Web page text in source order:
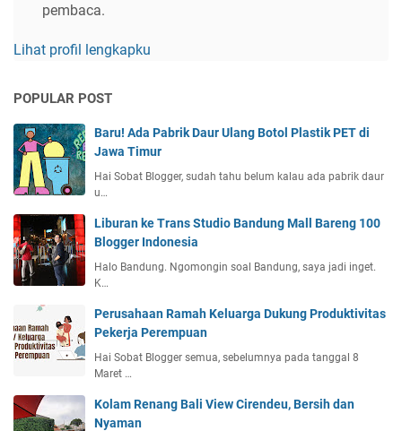
pembaca.
Lihat profil lengkapku
POPULAR POST
Baru! Ada Pabrik Daur Ulang Botol Plastik PET di
Jawa Timur
Hai Sobat Blogger, sudah tahu belum kalau ada pabrik daur
u…
Liburan ke Trans Studio Bandung Mall Bareng 100
Blogger Indonesia
Halo Bandung. Ngomongin soal Bandung, saya jadi inget.
K…
Perusahaan Ramah Keluarga Dukung Produktivitas
Pekerja Perempuan
Hai Sobat Blogger semua, sebelumnya pada tanggal 8
Maret …
Kolam Renang Bali View Cirendeu, Bersih dan
Nyaman